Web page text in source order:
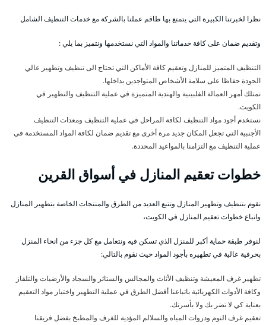
نظرا لخبرتنا الكبيرة التي يتمتع بها طاقم عملنا بالشركة مع خدمات التنظيف الشامل
وتقديم ضمان على كافة خدماتنا والمواد التي نستخدمها ونتميز بما يلي :
التنظيف المتميز للمنازل وتعقيم كافة الأماكن التي تحتاج الى تنظيف وتطهير عالي
الجودة حفاظا على سلامة الأشخاص المتواجدين بداخلها.
نمتلك أمهر العمالة الفلبينية والهندية المتميزة في عملية التنظيف والتطهير في
الكويت.
نستخدم أجود مواد التنظيف لكافة المراحل في عملية التنظيف ومعدات التنظيف
الأجنبية التي تجعل المكان جديد مرة أخرى مع تقديم ضمان لكافة المواد المستخدمة في
عملية التنظيف مع التزامنا بالمواعيد المحددة.
خطوات تعقيم المنازل في أسواق القرين
نقوم بتنظيف وتطهير المنازل ونتبع العديد من الطرق والمنتجات الخاصة بتطهير المنازل
واتباع خطوات تعقيم المنازل في الكويت،
لنوفر طبقة حماية أكبر للمنزل الذي تسكن فيه ونتعامل مع كل جزء من انحاء المنزل
بحرفية عالية في تطهيره بأجود المواد حيث نقوم بالتالي:
تطهير غرف المعيشة وتنظيف الأثاث والمجالس والستائر والسجاد والأرضيات والتلفاز
وكافة الأدوات الكهربائية باتباعنا أفضل الطرق في عملية التطهير واختيار مواد التعقيم
بعناية كي لا تضر بك ولا بأسرتك.
تعقيم غرف النوم ودروات المياه والسلالم المؤدية للغرف والمطبخ بفضل فريقنا